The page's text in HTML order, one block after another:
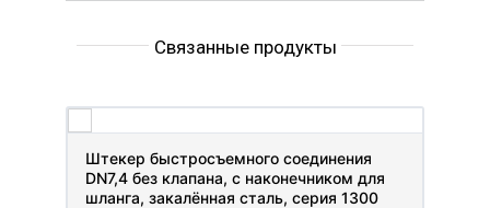
Связанные продукты
Штекер быстросъемного соединения
DN7,4 без клапана, с наконечником для
шланга, закалённая сталь, серия 1300